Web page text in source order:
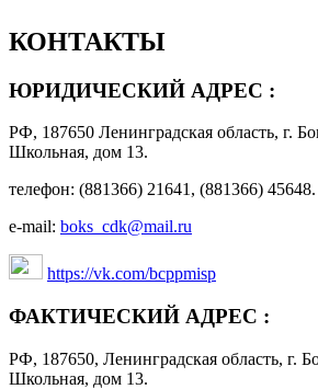
КОНТАКТЫ
ЮРИДИЧЕСКИЙ АДРЕС :
РФ, 187650 Ленинградская область, г.
Школьная, дом 13.
телефон: (881366) 21641, (881366) 45648.
e-mail: boks_cdk@mail.ru
https://vk.com/bcppmisp
ФАКТИЧЕСКИЙ АДРЕС :
РФ, 187650, Ленинградская область, г.
Школьная, дом 13.